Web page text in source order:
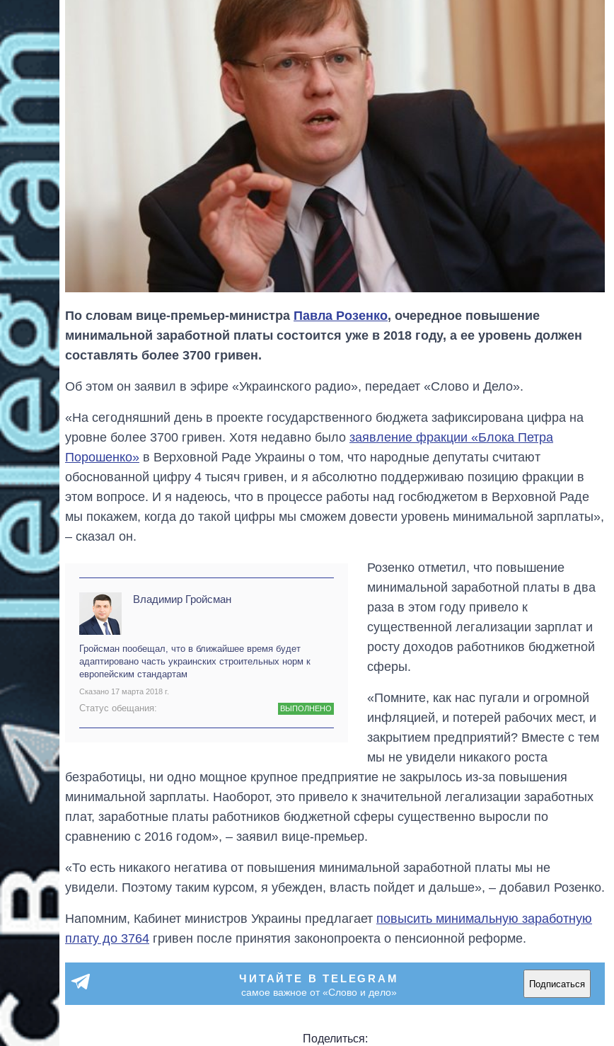
По словам вице-премьер-министра Павла Розенко, очередное повышение
минимальной заработной платы состоится уже в 2018 году, а ее уровень должен
составлять более 3700 гривен.
Об этом он заявил в эфире «Украинского радио», передает «Слово и Дело».
«На сегодняшний день в проекте государственного бюджета зафиксирована цифра на
уровне более 3700 гривен. Хотя недавно было заявление фракции «Блока Петра
Порошенко» в Верховной Раде Украины о том, что народные депутаты считают
обоснованной цифру 4 тысяч гривен, и я абсолютно поддерживаю позицию фракции в
этом вопросе. И я надеюсь, что в процессе работы над госбюджетом в Верховной Раде
мы покажем, когда до такой цифры мы сможем довести уровень минимальной зарплаты»,
– сказал он.
Владимир Гройсман
Гройсман пообещал, что в ближайшее время будет
адаптировано часть украинских строительных норм к
европейским стандартам
Сказано 17 марта 2018 г.
Статус обещания: ВЫПОЛНЕНО
Розенко отметил, что повышение
минимальной заработной платы в два
раза в этом году привело к
существенной легализации зарплат и
росту доходов работников бюджетной
сферы.
«Помните, как нас пугали и огромной
инфляцией, и потерей рабочих мест, и
закрытием предприятий? Вместе с тем
мы не увидели никакого роста
безработицы, ни одно мощное крупное предприятие не закрылось из-за повышения
минимальной зарплаты. Наоборот, это привело к значительной легализации заработных
плат, заработные платы работников бюджетной сферы существенно выросли по
сравнению с 2016 годом», – заявил вице-премьер.
«То есть никакого негатива от повышения минимальной заработной платы мы не
увидели. Поэтому таким курсом, я убежден, власть пойдет и дальше», – добавил Розенко.
Напомним, Кабинет министров Украины предлагает повысить минимальную заработную
плату до 3764 гривен после принятия законопроекта о пенсионной реформе.
ЧИТАЙТЕ В TELEGRAM
самое важное от «Слово и дело»
Подписаться
Поделиться:
на чипы за
последние годы и
что прогнозируют
на 2027-й